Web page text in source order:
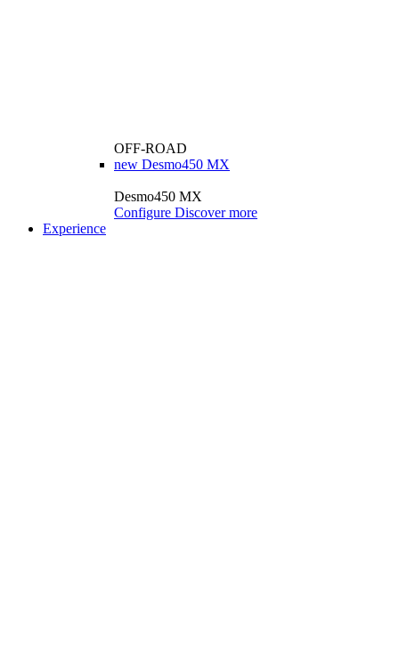
OFF-ROAD
new Desmo450 MX
Desmo450 MX
Configure Discover more
Experience